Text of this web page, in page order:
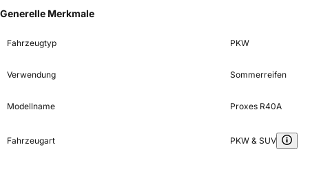
Generelle Merkmale
Fahrzeugtyp PKW
Verwendung Sommerreifen
Modellname Proxes R40A
Fahrzeugart PKW & SUV